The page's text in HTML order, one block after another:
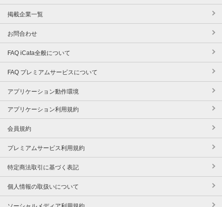
掲載企業一覧
お問合わせ
FAQ iCata全般について
FAQ プレミアムサービスについて
アプリケーション動作環境
アプリケーション利用規約
会員規約
プレミアムサービス利用規約
特定商法取引に基づく表記
個人情報の取扱いについて